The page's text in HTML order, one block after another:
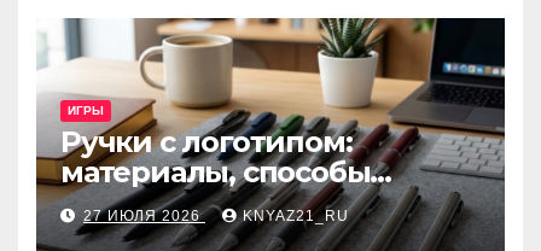
ИГРЫ
Ручки с логотипом:
материалы, способы
нанесения и особенности
выбора
27 ИЮЛЯ 2026 KNYAZ21_RU